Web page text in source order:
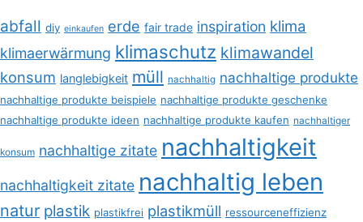
abfall diy einkaufen erde fair trade inspiration klima
klimaerwärmung klimaschutz klimawandel
konsum langlebigkeit müll nachhaltig nachhaltige produkte
nachhaltige produkte beispiele nachhaltige produkte geschenke
nachhaltige produkte ideen nachhaltige produkte kaufen nachhaltiger
konsum nachhaltige zitate nachhaltigkeit
nachhaltigkeit zitate nachhaltig leben
natur plastik plastikfrei plastikmüll ressourceneffizienz